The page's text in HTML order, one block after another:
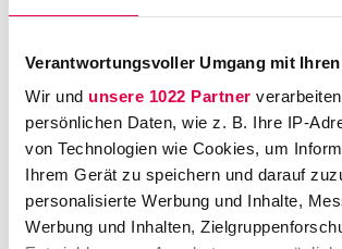
Verantwortungsvoller Umgang mit
Wir und unsere 1022 Partner
persönlichen Daten, wie z. B. Ihre IP-
von Technologien wie Cookies, um
Ihrem Gerät zu speichern und darauf
personalisierte Werbung und Inhalte,
Werbung und Inhalten,
Maßnahmen zum Schutz dieser
der Mandanten schon auf Basis der
berufsrechtlichen
ergreifen. Dabei sollte auch vor
Qualität geachtet werden, denn:
IT-Sicherheit sollte
Aushängeschild einer jeden Kanzlei